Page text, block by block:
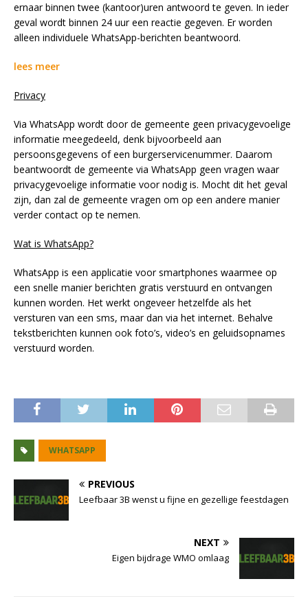
ernaar binnen twee (kantoor)uren antwoord te geven. In ieder
geval wordt binnen 24 uur een reactie gegeven. Er worden
alleen individuele WhatsApp-berichten beantwoord.
lees meer
Privacy
Via WhatsApp wordt door de gemeente geen privacygevoelige
informatie meegedeeld, denk bijvoorbeeld aan
persoonsgegevens of een burgerservicenummer. Daarom
beantwoordt de gemeente via WhatsApp geen vragen waar
privacygevoelige informatie voor nodig is. Mocht dit het geval
zijn, dan zal de gemeente vragen om op een andere manier
verder contact op te nemen.
Wat is WhatsApp?
WhatsApp is een applicatie voor smartphones waarmee op
een snelle manier berichten gratis verstuurd en ontvangen
kunnen worden. Het werkt ongeveer hetzelfde als het
versturen van een sms, maar dan via het internet. Behalve
tekstberichten kunnen ook foto’s, video’s en geluidsopnames
verstuurd worden.
WHATSAPP
PREVIOUS
Leefbaar 3B wenst u fijne en gezellige feestdagen
NEXT
Eigen bijdrage WMO omlaag